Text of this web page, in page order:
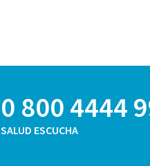
0 800 4444
SALUD ESCUCHA